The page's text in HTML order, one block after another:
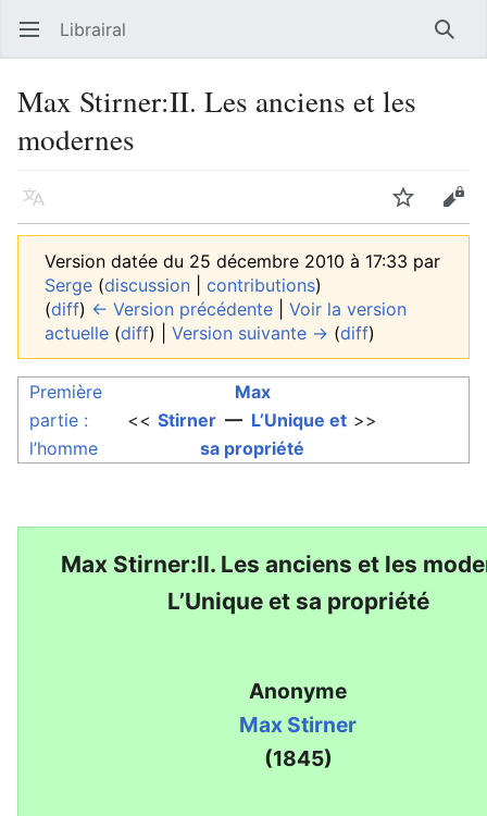
Ouvrir le menu principal Librairal
Max Stirner:II. Les anciens et les
modernes
Langue Suivre
Version datée du 25 décembre 2010 à 17:33 par
Serge (discussion contributions)
(diff) ← Version précédente
Voir la version
actuelle (diff) | Version suivante → (diff)
Première
partie :
l’homme
<<
Max
Stirner — L’Unique et
sa propriété
>>
Max Stirner:II. Les anciens et les
L’Unique et sa propriété
Anonyme
Max Stirner
(1845)